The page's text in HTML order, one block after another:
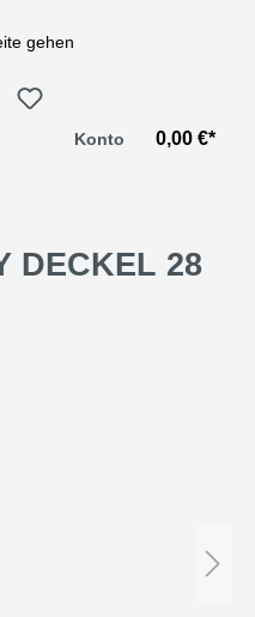
Konto 0,00 €*
DECKEL 28